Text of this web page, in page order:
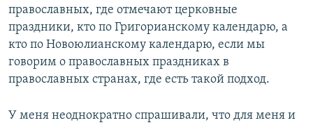
православных, где отмечают церковные
праздники, кто по Григорианскому календарю, а
кто по Новоюлианскому календарю, если мы
говорим о православных праздниках в
православных странах, где есть такой подход.
У меня неоднократно спрашивали, что для меня и